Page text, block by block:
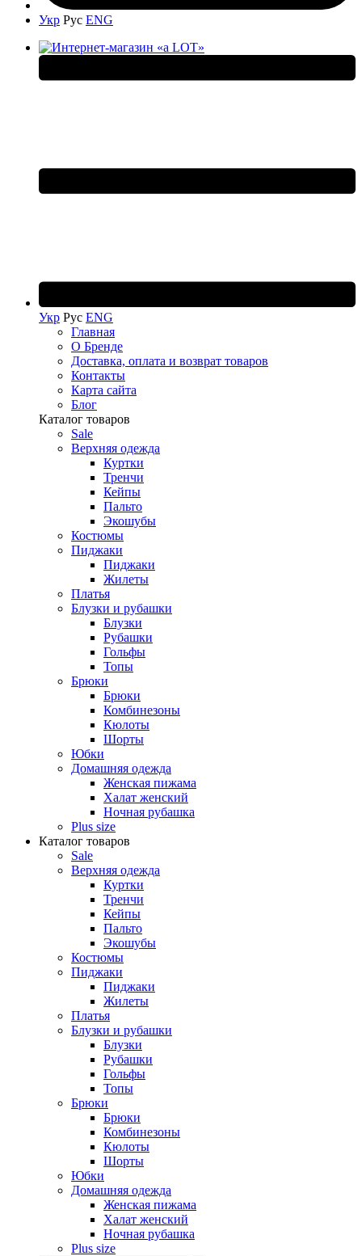
Укр Рус ENG
Укр Рус ENG
Главная
О Бренде
Доставка, оплата и возврат товаров
Контакты
Карта сайта
Блог
Каталог товаров
Sale
Верхняя одежда
Куртки
Тренчи
Кейпы
Пальто
Экошубы
Костюмы
Пиджаки
Пиджаки
Жилеты
Платья
Блузки и рубашки
Блузки
Рубашки
Гольфы
Топы
Брюки
Брюки
Комбинезоны
Кюлоты
Шорты
Юбки
Домашняя одежда
Женская пижама
Халат женский
Ночная рубашка
Plus size
Каталог товаров
Sale
Верхняя одежда
Куртки
Тренчи
Кейпы
Пальто
Экошубы
Костюмы
Пиджаки
Пиджаки
Жилеты
Платья
Блузки и рубашки
Блузки
Рубашки
Гольфы
Топы
Брюки
Брюки
Комбинезоны
Кюлоты
Шорты
Юбки
Домашняя одежда
Женская пижама
Халат женский
Ночная рубашка
Plus size